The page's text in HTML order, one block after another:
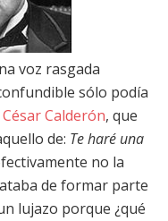
voz rasgada
sólo podía
César Calderón, que
de: Te haré una
no la
de formar parte
lujazo porque ¿qué